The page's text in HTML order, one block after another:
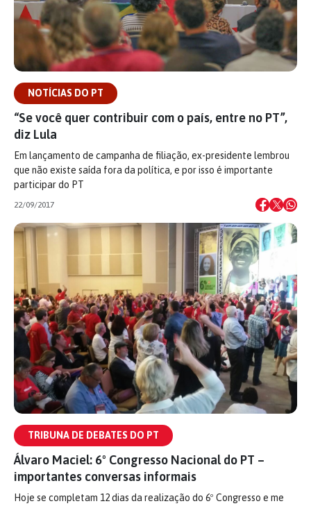
NOTÍCIAS DO PT
“Se você quer contribuir com o país, entre no PT”,
diz Lula
Em lançamento de campanha de filiação, ex-presidente lembrou
que não existe saída fora da política, e por isso é importante
participar do PT
22/09/2017
TRIBUNA DE DEBATES DO PT
Álvaro Maciel: 6º Congresso Nacional do PT –
importantes conversas informais
Hoje se completam 12 dias da realização do 6º Congresso e me